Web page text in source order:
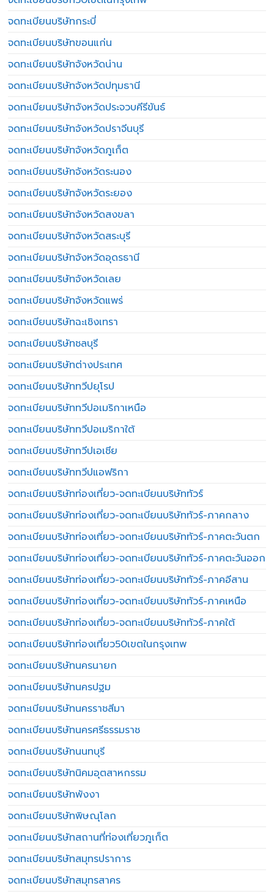
จดทะเบียนบริษัทกระบี่
จดทะเบียนบริษัทขอนแก่น
จดทะเบียนบริษัทจังหวัดน่าน
จดทะเบียนบริษัทจังหวัดปทุมธานี
จดทะเบียนบริษัทจังหวัดประจวบคีรีขันธ์
จดทะเบียนบริษัทจังหวัดปราจีนบุรี
จดทะเบียนบริษัทจังหวัดภูเก็ต
จดทะเบียนบริษัทจังหวัดระนอง
จดทะเบียนบริษัทจังหวัดระยอง
จดทะเบียนบริษัทจังหวัดสงขลา
จดทะเบียนบริษัทจังหวัดสระบุรี
จดทะเบียนบริษัทจังหวัดอุดรธานี
จดทะเบียนบริษัทจังหวัดเลย
จดทะเบียนบริษัทจังหวัดแพร่
จดทะเบียนบริษัทฉะเชิงเทรา
จดทะเบียนบริษัทชลบุรี
จดทะเบียนบริษัทต่างประเทศ
จดทะเบียนบริษัททวีปยุโรป
จดทะเบียนบริษัททวีปอเมริกาเหนือ
จดทะเบียนบริษัททวีปอเมริกาใต้
จดทะเบียนบริษัททวีปเอเชีย
จดทะเบียนบริษัททวีปแอฟริกา
จดทะเบียนบริษัทท่องเที่ยว-จดทะเบียนบริษัททัวร์
จดทะเบียนบริษัทท่องเที่ยว-จดทะเบียนบริษัททัวร์-ภาคกลาง
จดทะเบียนบริษัทท่องเที่ยว-จดทะเบียนบริษัททัวร์-ภาคตะวันตก
จดทะเบียนบริษัทท่องเที่ยว-จดทะเบียนบริษัททัวร์-ภาคตะวันออก
จดทะเบียนบริษัทท่องเที่ยว-จดทะเบียนบริษัททัวร์-ภาคอีสาน
จดทะเบียนบริษัทท่องเที่ยว-จดทะเบียนบริษัททัวร์-ภาคเหนือ
จดทะเบียนบริษัทท่องเที่ยว-จดทะเบียนบริษัททัวร์-ภาคใต้
จดทะเบียนบริษัทท่องเที่ยว50เขตในกรุงเทพ
จดทะเบียนบริษัทนครนายก
จดทะเบียนบริษัทนครปฐม
จดทะเบียนบริษัทนครราชสีมา
จดทะเบียนบริษัทนครศรีธรรมราช
จดทะเบียนบริษัทนนทบุรี
จดทะเบียนบริษัทนิคมอุตสาหกรรม
จดทะเบียนบริษัทพังงา
จดทะเบียนบริษัทพิษณุโลก
จดทะเบียนบริษัทสถานที่ท่องเที่ยวภูเก็ต
จดทะเบียนบริษัทสมุทรปราการ
จดทะเบียนบริษัทสมุทรสาคร